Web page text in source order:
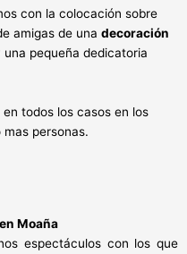
con la colocación sobre
amigas de una decoración
una pequeña dedicatoria
todos los casos en los
personas.
Moaña
espectáculos con los que